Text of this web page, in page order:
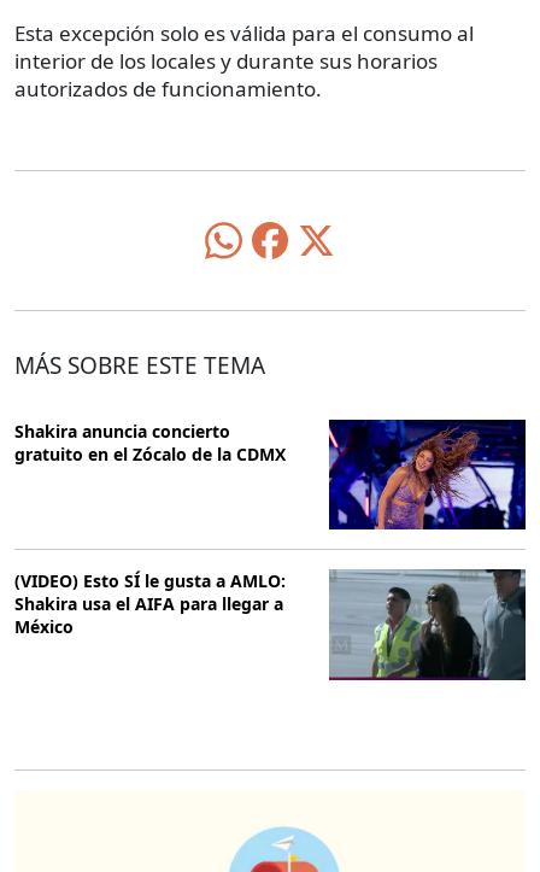
Esta excepción solo es válida para el consumo al
interior de los locales y durante sus horarios
autorizados de funcionamiento.
MÁS SOBRE ESTE TEMA
Shakira anuncia concierto
gratuito en el Zócalo de la CDMX
(VIDEO) Esto SÍ le gusta a AMLO:
Shakira usa el AIFA para llegar a
México